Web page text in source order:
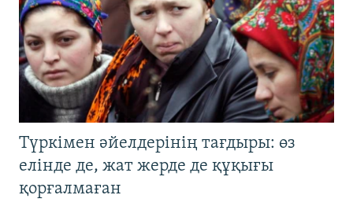
Түркімен әйелдерінің тағдыры: өз
елінде де, жат жерде де құқығы
қорғалмаған